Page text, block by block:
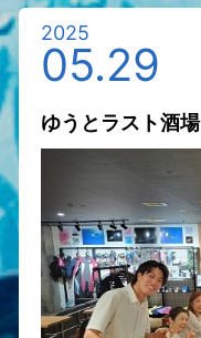
2025
05.29
ゆうとラスト酒場